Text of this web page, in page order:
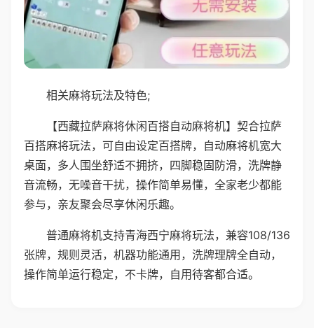
相关麻将玩法及特色;
【西藏拉萨麻将休闲百搭自动麻将机】契合拉萨
百搭麻将玩法，可自由设定百搭牌，自动麻将机宽大
桌面，多人围坐舒适不拥挤，四脚稳固防滑，洗牌静
音流畅，无噪音干扰，操作简单易懂，全家老少都能
参与，亲友聚会尽享休闲乐趣。
普通麻将机支持青海西宁麻将玩法，兼容108/136
张牌，规则灵活，机器功能通用，洗牌理牌全自动，
操作简单运行稳定，不卡牌，自用待客都合适。